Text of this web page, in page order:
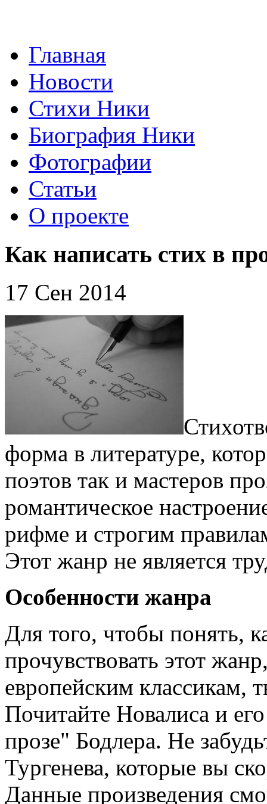
Главная
Новости
Стихи Ники
Биография Ники
Фотографии
Статьи
О проекте
Как написать стих в
17 Сен 2014
форма в литературе,
поэтов так и мастеров
романтическое
рифме и строгим
Этот жанр не является
Особенности жанра
Для того, чтобы понять,
прочувствовать этот
европейским классикам,
Почитайте Новалиса и
прозе" Бодлера. Не
Тургенева, которые вы
Данные произведения